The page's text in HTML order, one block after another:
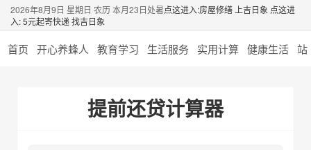
2026年8月9日 星期日 农历 本月23日处暑点这进入:房屋修缮 上吉日象 点这进
入: 5元起寄快递 找吉日象
首页 开心养蜂人 教育学习 生活服务 实用计算 健康生活 站
提前还贷计算器